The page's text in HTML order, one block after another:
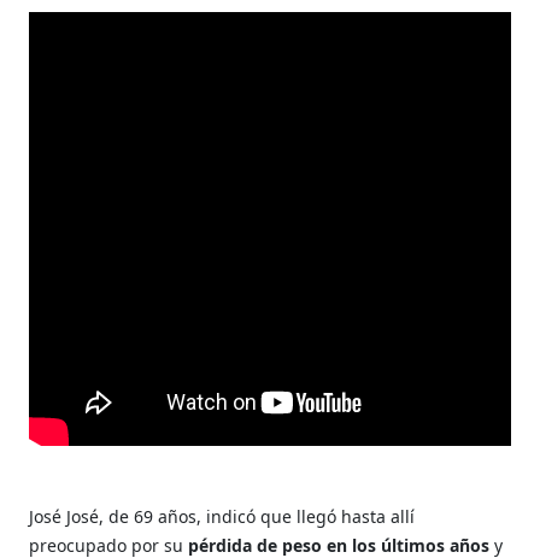
José José, de 69 años, indicó que llegó hasta allí
preocupado por su pérdida de peso en los últimos añosy